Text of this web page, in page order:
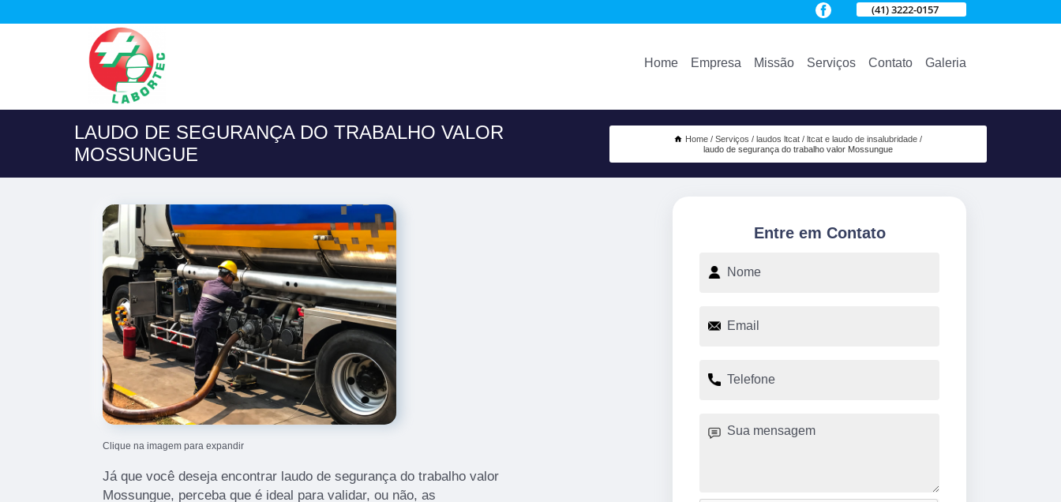
(41) 3222-0157
Home Empresa Missão Serviços Contato Galeria
LAUDO DE SEGURANÇA DO TRABALHO VALOR
MOSSUNGUE
Home Serviços laudos ltcat
ltcat e laudo de insalubridade
laudo de segurança do trabalho valor Mossungue
Clique na imagem para expandir
Já que você deseja encontrar laudo de segurança do trabalho valor
Mossungue, perceba que é ideal para validar, ou não, as
Entre em Contato